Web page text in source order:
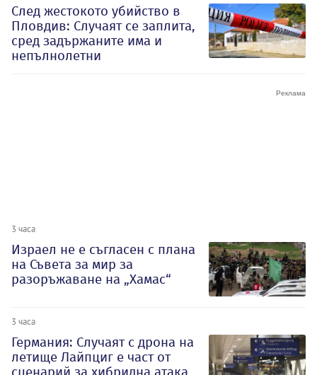
След жестокото убийство в
Пловдив: Случаят се заплита,
сред задържаните има и
непълнолетни
3 часа
Израел не е съгласен с плана
на Съвета за мир за
разоръжаване на „Хамас“
3 часа
Германия: Случаят с дрона на
летище Лайпциг е част от